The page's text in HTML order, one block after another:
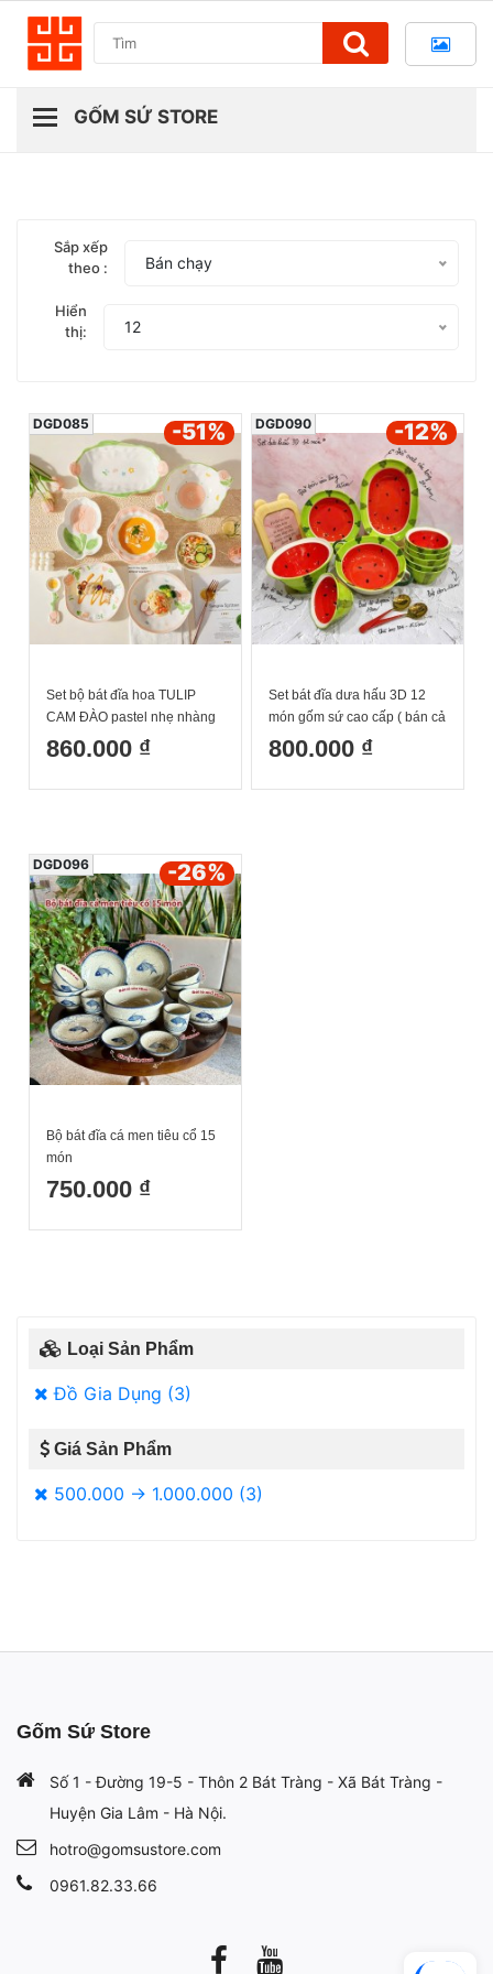
Loại Sản Phẩm
Đồ Gia Dụng (3)
Giá Sản Phẩm
500.000 -> 1.000.000 (3)
Sắp xếp
theo :
Bán chạy
Hiển
thị:
12
Set bộ bát đĩa hoa TULIP
CAM ĐÀO pastel nhẹ nhàng
sang xịn mịn
860.000 ₫
DGD085 -51%
Set bát đĩa dưa hấu 3D 12
món gốm sứ cao cấp ( bán cả
set 12 món)
800.000 ₫
DGD090 -12%
Bộ bát đĩa cá men tiêu cổ 15
món
750.000 ₫
DGD096 -26%
Gốm Sứ Store
Số 1 - Đường 19-5 - Thôn 2 Bát Tràng - Xã Bát Tràng -
Huyện Gia Lâm - Hà Nội.
hotro@gomsustore.com
0961.82.33.66